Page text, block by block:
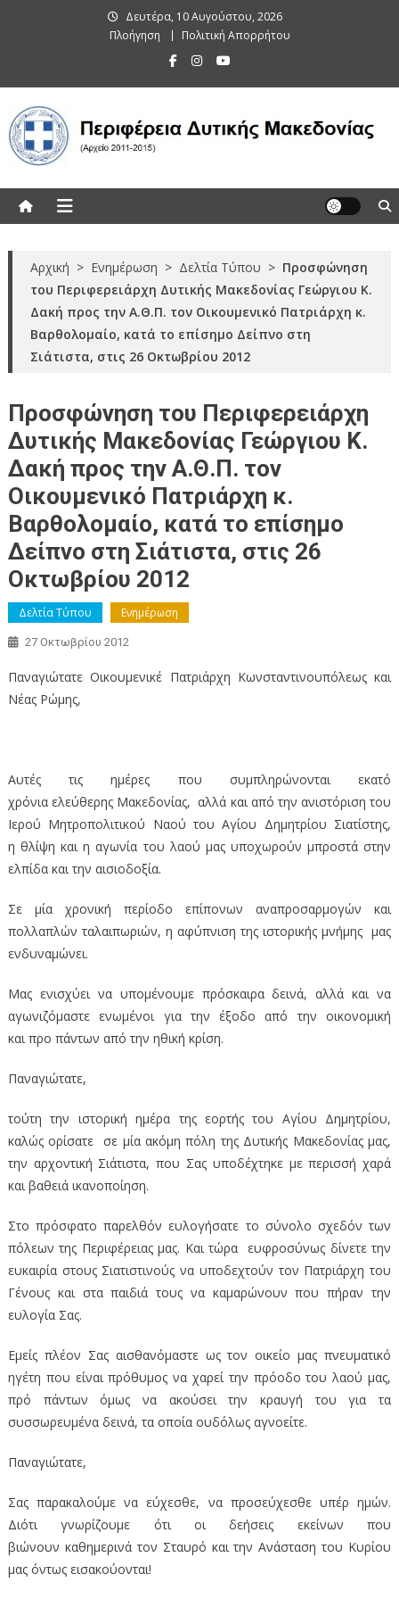
Δευτέρα, 10 Αυγούστου, 2026
Πλοήγηση
Πολιτική Απορρήτου
Αρχική > Ενημέρωση > Δελτία Τύπου > Προσφώνηση
του Περιφερειάρχη Δυτικής Μακεδονίας Γεώργιου Κ.
Δακή προς την Α.Θ.Π. τον Οικουμενικό Πατριάρχη κ.
Βαρθολομαίο, κατά το επίσημο Δείπνο στη
Σιάτιστα, στις 26 Οκτωβρίου 2012
Προσφώνηση του Περιφερειάρχη
Δυτικής Μακεδονίας Γεώργιου Κ.
Δακή προς την Α.Θ.Π. τον
Οικουμενικό Πατριάρχη κ.
Βαρθολομαίο, κατά το επίσημο
Δείπνο στη Σιάτιστα, στις 26
Οκτωβρίου 2012
Δελτία Τύπου Ενημέρωση
27 Οκτωβρίου 2012
Παναγιώτατε Οικουμενικέ Πατριάρχη Κωνσταντινουπόλεως και
Νέας Ρώμης,
Αυτές τις ημέρες που συμπληρώνονται εκατό
χρόνια ελεύθερης Μακεδονίας, αλλά και από την ανιστόριση του
Ιερού Μητροπολιτικού Ναού του Αγίου Δημητρίου Σιατίστης,
η θλίψη και η αγωνία του λαού μας υποχωρούν μπροστά στην
ελπίδα και την αισιοδοξία.
Σε μία χρονική περίοδο επίπονων αναπροσαρμογών και
πολλαπλών ταλαιπωριών, η αφύπνιση της ιστορικής μνήμης μας
ενδυναμώνει.
Μας ενισχύει να υπομένουμε πρόσκαιρα δεινά, αλλά και να
αγωνιζόμαστε ενωμένοι για την έξοδο από την οικονομική
και προ πάντων από την ηθική κρίση.
Παναγιώτατε,
τούτη την ιστορική ημέρα της εορτής του Αγίου Δημητρίου,
καλώς ορίσατε σε μία ακόμη πόλη της Δυτικής Μακεδονίας μας,
την αρχοντική Σιάτιστα, που Σας υποδέχτηκε με περισσή χαρά
και βαθειά ικανοποίηση.
Στο πρόσφατο παρελθόν ευλογήσατε το σύνολο σχεδόν των
πόλεων της Περιφέρειας μας. Και τώρα ευφροσύνως δίνετε την
ευκαιρία στους Σιατιστινούς να υποδεχτούν τον Πατριάρχη του
Γένους και στα παιδιά τους να καμαρώνουν που πήραν την
ευλογία Σας.
Εμείς πλέον Σας αισθανόμαστε ως τον οικείο μας πνευματικό
ηγέτη που είναι πρόθυμος να χαρεί την πρόοδο του λαού μας,
πρό πάντων όμως να ακούσει την κραυγή του για τα
συσσωρευμένα δεινά, τα οποία ουδόλως αγνοείτε.
Παναγιώτατε,
Σας παρακαλούμε να εύχεσθε, να προσεύχεσθε υπέρ ημών.
Διότι γνωρίζουμε ότι οι δεήσεις εκείνων που
βιώνουν καθημερινά τον Σταυρό και την Ανάσταση του Κυρίου
μας όντως εισακούονται!